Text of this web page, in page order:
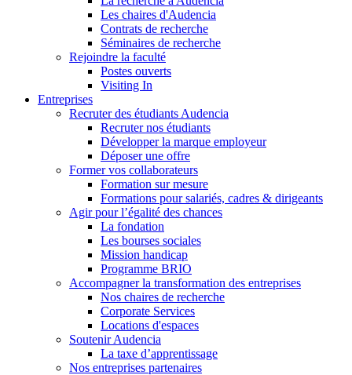
Les chaires d'Audencia
Contrats de recherche
Séminaires de recherche
Rejoindre la faculté
Postes ouverts
Visiting In
Entreprises
Recruter des étudiants Audencia
Recruter nos étudiants
Développer la marque employeur
Déposer une offre
Former vos collaborateurs
Formation sur mesure
Formations pour salariés, cadres & dirigeants
Agir pour l’égalité des chances
La fondation
Les bourses sociales
Mission handicap
Programme BRIO
Accompagner la transformation des entreprises
Nos chaires de recherche
Corporate Services
Locations d'espaces
Soutenir Audencia
La taxe d’apprentissage
Nos entreprises partenaires